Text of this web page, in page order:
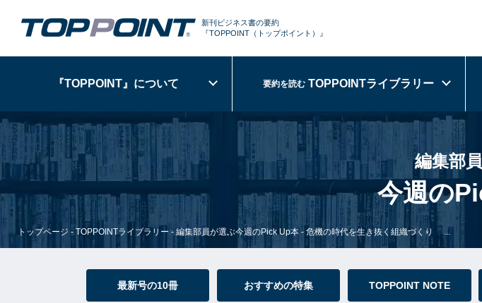
新刊ビジネス書の要約
『TOPPOINT （トップポイント）』
『TOPPOINT』 について 要約を読む TOPPOINTライブラリー
編集部
今週の
トップページ - TOPPOINTライブラリー -編集部員が選ぶ今週のPick Up本 - 危機の時代を生き抜く組織づくり ...
最新号の10冊 おすすめの特集 TOPPOINT NOTE